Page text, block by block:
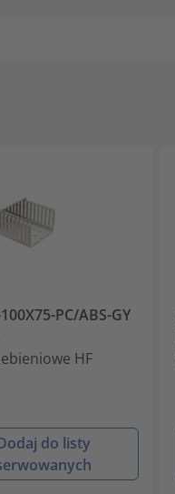
PC/ABS-GY
HF
do listy